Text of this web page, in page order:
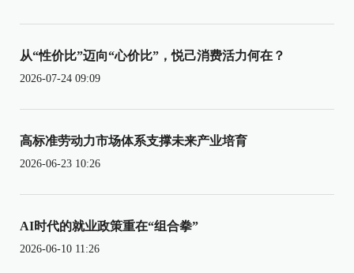
从“性价比”迈向“心价比”，悦己消费活力何在？
2026-07-24 09:09
高标准劳动力市场体系支撑未来产业培育
2026-06-23 10:26
AI时代的就业政策重在“组合拳”
2026-06-10 11:26